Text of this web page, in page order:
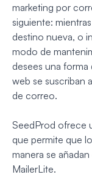
marketing por
siguiente:
destino nueva, o
modo de
desees una
web se suscriban
de correo.
SeedProd ofrece
que permite que
manera se
MailerLite.